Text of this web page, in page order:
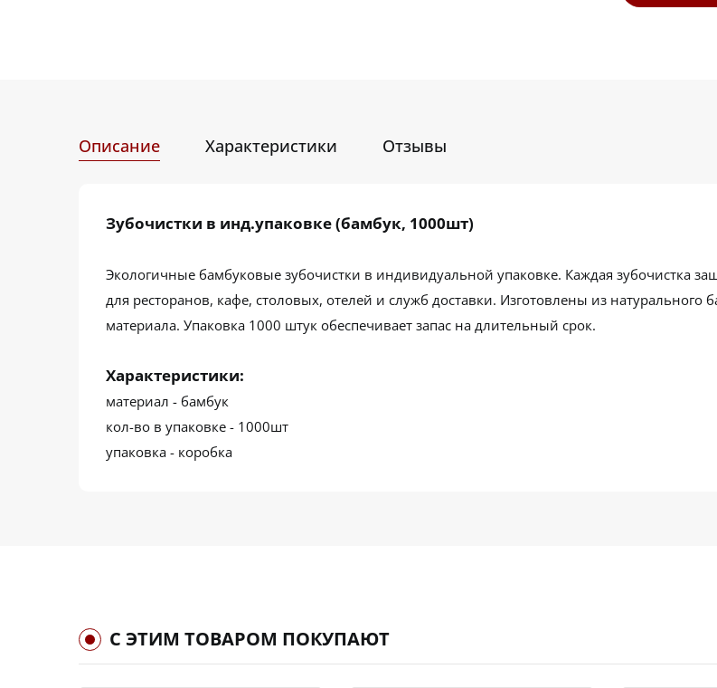
Описание Характеристики Отзывы
Зубочистки в инд.упаковке (бамбук, 1000шт)
Экологичные бамбуковые зубочистки в индивидуальной упаковке. Каждая зубочистка
для ресторанов, кафе, столовых, отелей и служб доставки. Изготовлены из натурального
материала. Упаковка 1000 штук обеспечивает запас на длительный срок.
Характеристики:
материал - бамбук
кол-во в упаковке - 1000шт
упаковка - коробка
С ЭТИМ ТОВАРОМ ПОКУПАЮТ